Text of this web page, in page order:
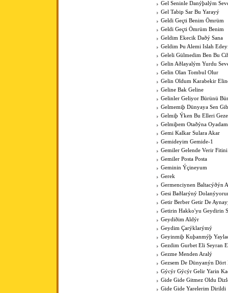
Gel Seninle Danýþalým
Gel Tabip Sar Bu Yarayý
Geldi Geçti Benim Ömrüm
Geldi Geçti Ömrüm Benim
Geldim Ekecik Daðý Sana
Geldim Þu Alemi Islah
Geleli Gülmedim Ben Bu
Gelin Aðlayalým Yurdu
Gelin Olan Tombul Olur
Gelin Oldum Karabekir
Geline Bak Geline
Gelinler Geliyor Bürünü
Gelmemiþ Dünyaya Sen
Gelmiþ Ýken Bu Elleri
Gelmiþem Otaðýna
Gemi Kalkar Sulara Akar
Gemideyim Gemide-1
Gemiler Gelende Verir Fitini
Gemiler Posta Posta
Geminin Ýçineyum
Gerek
Germenciynen Baltacýðýn
Gesi Baðlarýný
Getir Berber Getir De
Getirin Hakko'yu Geydirin
Geydiðim Aldýr
Geydim Çarýklarýmý
Geyinmiþ Kuþanmýþ
Gezdim Gurbet Eli Seyran
Gezme Menden Aralý
Gezsem De Dünyanýn Dört
Gýcýr Gýcýr Gelir Yarin
Gide Gide Gitmez Oldu
Gide Gide Yarelerim Dirildi